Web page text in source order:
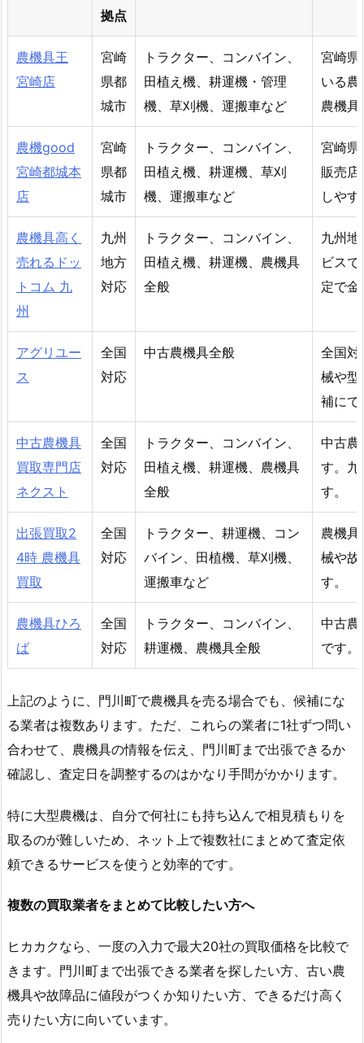
拠点
農機具王
宮崎店
宮崎
県都
城市
トラクター、コンバイン、
田植え機、耕運機・管理
機、草刈機、運搬車など
宮崎県
いる
農機具
農機good
宮崎都城本
店
宮崎
県都
城市
トラクター、コンバイン、
田植え機、耕運機、草刈
機、運搬車など
宮崎県
販売
しや
農機具高く
売れるドッ
トコム 九
州
九州
地方
対応
トラクター、コンバイン、
田植え機、耕運機、農機具
全般
九州
ビス
定で金
アグリユー
ス
全国
対応
中古農機具全般
全国対
械や型
補にで
中古農機具
買取専門店
ネクスト
全国
対応
トラクター、コンバイン、
田植え機、耕運機、農機具
全般
中古農
す。九
す。
出張買取2
4時 農機具
買取
全国
対応
トラクター、耕運機、コン
バイン、田植機、草刈機、
運搬車など
農機
械や故
す。
農機具ひろ
ば
全国
対応
トラクター、コンバイン、
耕運機、農機具全般
中古農
です
上記のように、門川町で農機具を売る場合でも、候補にな
る業者は複数あります。ただ、これらの業者に1社ずつ問い
合わせて、農機具の情報を伝え、門川町まで出張できるか
確認し、査定日を調整するのはかなり手間がかかります。
特に大型農機は、自分で何社にも持ち込んで相見積もりを
取るのが難しいため、ネット上で複数社にまとめて査定依
頼できるサービスを使うと効率的です。
複数の買取業者をまとめて比較したい方へ
ヒカカクなら、一度の入力で最大20社の買取価格を比較で
きます。門川町まで出張できる業者を探したい方、古い農
機具や故障品に値段がつくか知りたい方、できるだけ高く
売りたい方に向いています。